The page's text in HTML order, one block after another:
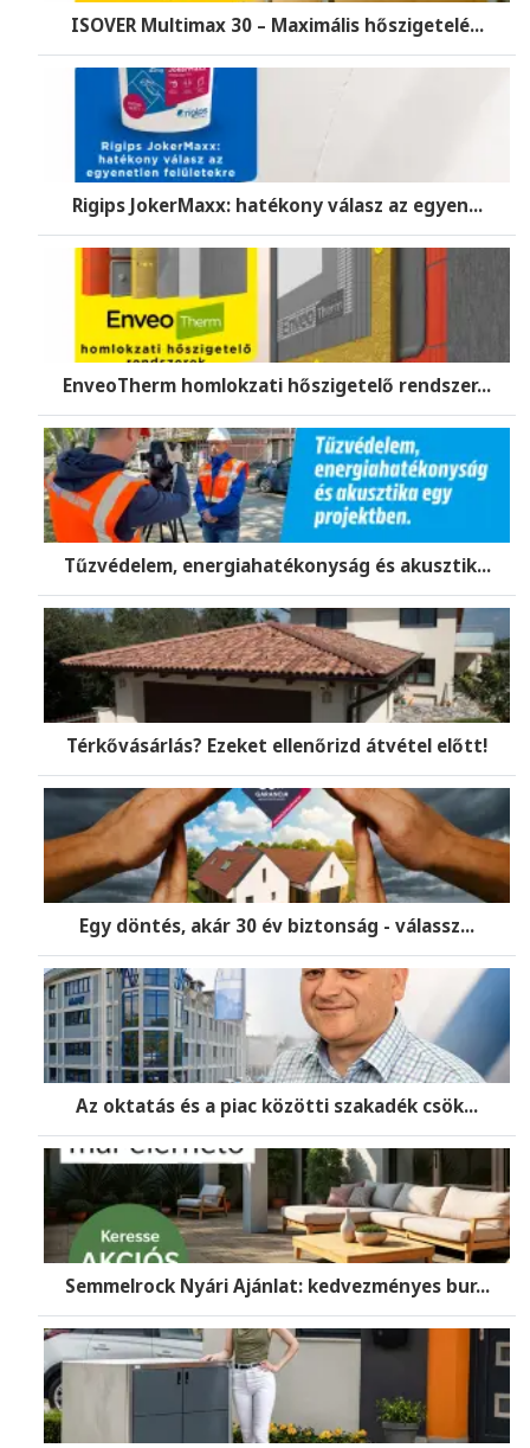
ISOVER Multimax 30 – Maximális hőszigetelé...
Rigips JokerMaxx: hatékony válasz az egyen...
EnveoTherm homlokzati hőszigetelő rendszer...
Tűzvédelem, energiahatékonyság és akusztik...
Térkővásárlás? Ezeket ellenőrizd átvétel előtt!
Egy döntés, akár 30 év biztonság - válassz...
Az oktatás és a piac közötti szakadék csök...
Semmelrock Nyári Ajánlat: kedvezményes bur...